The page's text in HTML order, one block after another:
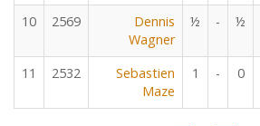
10 2569
Dennis
Wagner
½ - ½
11 2532
Sebastien
Maze
1 - 0